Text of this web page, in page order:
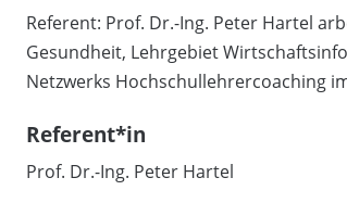
Referent: Prof. Dr.-Ing. Peter Hartel
Gesundheit, Lehrgebiet
Netzwerks Hochschullehrercoaching
Referent*in
Prof. Dr.-Ing. Peter Hartel